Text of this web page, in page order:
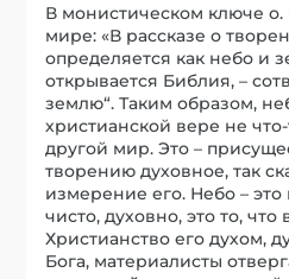
В монистическом ключе о.
мире: «В рассказе о
определяется как небо и
открывается Библия, –
землю“. Таким образом,
христианской вере не
другой мир. Это –
творению духовное, так
измерение его. Небо –
чисто, духовно, это то,
Христианство его духом,
Бога, материалисты